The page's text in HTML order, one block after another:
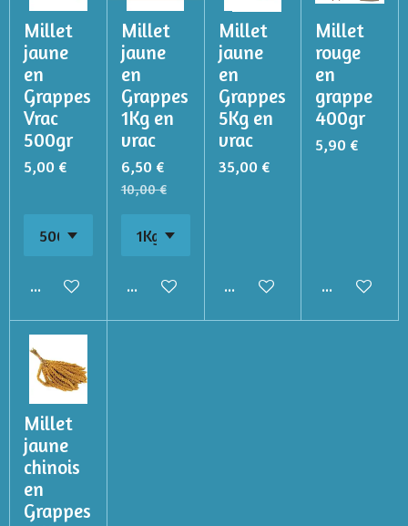
Millet
jaune
en
Grappes
Vrac
500gr
5,00 €
Ajouter au panier
Millet
jaune
en
Grappes
1Kg en
vrac
6,50 €
10,00 €
Ajouter au panier
Millet
jaune
en
Grappes
5Kg en
vrac
35,00 €
Ajouter au panier
Millet
rouge
en
grappe
400gr
5,90 €
Ajouter au
Millet
jaune
chinois
en
Grappes